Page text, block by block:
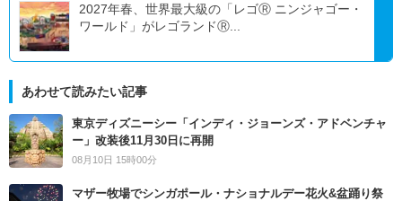
2027年春、世界最大級の「レゴⓇ ニンジャゴー・
ワールド」がレゴランドⓇ...
あわせて読みたい記事
東京ディズニーシー「インディ・ジョーンズ・アドベンチャ
ー」改装後11月30日に再開
08月10日 15時00分
マザー牧場でシンガポール・ナショナルデー花火&盆踊り祭